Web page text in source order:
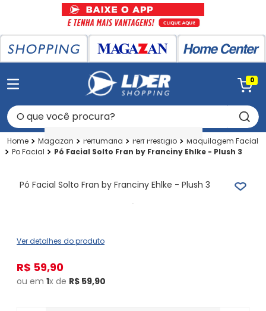
0
O que você procura?
Magazan Perfumaria Perf Prestigio
Maquilagem Facial
Po Facial
Pó Facial Solto Fran by Franciny Ehlke - Plush 3
Pó Facial Solto Fran by Franciny Ehlke - Plush 3
Ver detalhes do produto
R$ 59,90
ou em 1x de R$ 59,90